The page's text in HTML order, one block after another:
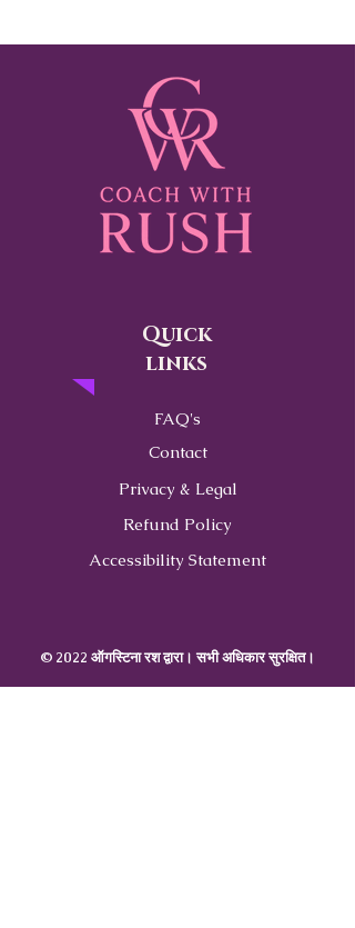
Quick
links
FAQ's
Contact
Privacy & Legal
Refund Policy
Accessibility Statement
© 2022 ऑगस्टिना रश द्वारा। सभी अधिकार सुरक्षित।